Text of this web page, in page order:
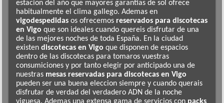
estacion del año que mayores garantias de sol ofrece
habitualmente el clima gallego. Ademas en
vigodespedidas os ofrecemosreservados para discotecas
en Vigo que son ideales cuando quereis disfrutar de una
de las mejores noches de toda España. En la ciudad
existendiscotecas en Vigo que disponen de espacios
dentro de las discotecas para tomaros vuestras
consumiciones y por tanto elegir por anticipado una de
nuestras mesas reservadas para discotecas en Vigo
pueden ser una buena eleccion siempre y cuando querais
disfrutar de verdad del verdadero ADN de la noche